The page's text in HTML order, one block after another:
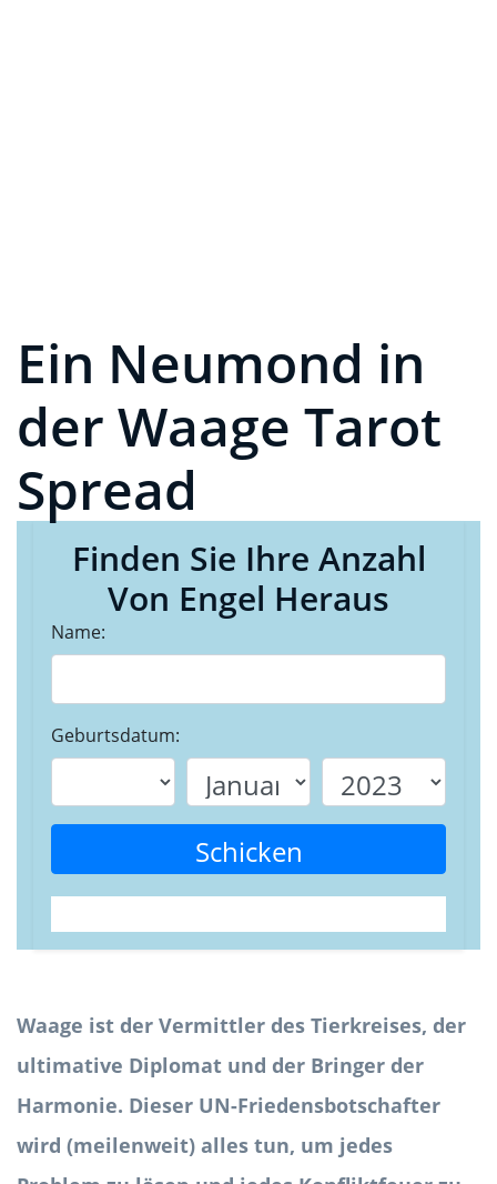
Ein Neumond in
der Waage Tarot
Spread
Finden Sie Ihre Anzahl
Von Engel Heraus
Name:
Geburtsdatum:
Schicken
Waage ist der Vermittler des Tierkreises, der
ultimative Diplomat und der Bringer der
Harmonie. Dieser UN-Friedensbotschafter
wird (meilenweit) alles tun, um jedes